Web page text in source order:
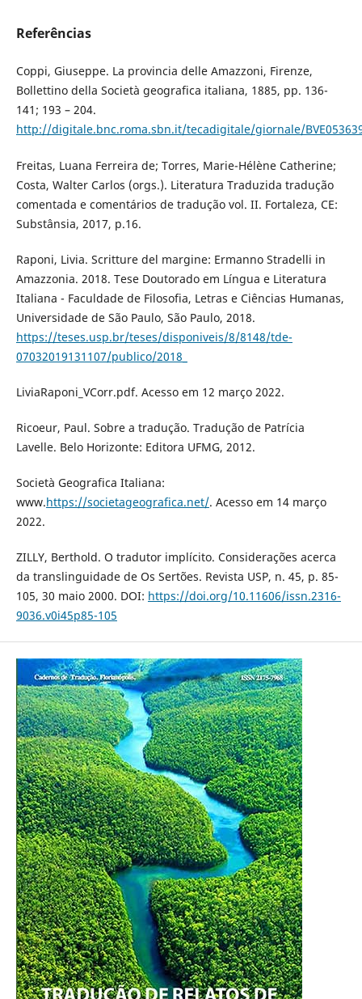
Referências
Coppi, Giuseppe. La provincia delle Amazzoni, Firenze,
Bollettino della Società geografica italiana, 1885, pp. 136-
141; 193 – 204.
http://digitale.bnc.roma.sbn.it/tecadigitale/giornale/
Freitas, Luana Ferreira de; Torres, Marie-Hélène Catherine;
Costa, Walter Carlos (orgs.). Literatura Traduzida tradução
comentada e comentários de tradução vol. II. Fortaleza, CE:
Substânsia, 2017, p.16.
Raponi, Livia. Scritture del margine: Ermanno Stradelli in
Amazzonia. 2018. Tese Doutorado em Língua e Literatura
Italiana - Faculdade de Filosofia, Letras e Ciências Humanas,
Universidade de São Paulo, São Paulo, 2018.
https://teses.usp.br/teses/disponiveis/8/8148/tde-
07032019131107/publico/2018_
LiviaRaponi_VCorr.pdf. Acesso em 12 março 2022.
Ricoeur, Paul. Sobre a tradução. Tradução de Patrícia
Lavelle. Belo Horizonte: Editora UFMG, 2012.
Società Geografica Italiana:
www.https://societageografica.net/. Acesso em 14 março
2022.
ZILLY, Berthold. O tradutor implícito. Considerações acerca
da translinguidade de Os Sertões. Revista USP, n. 45, p. 85-
105, 30 maio 2000. DOI: https://doi.org/10.11606/issn.2316-
9036.v0i45p85-105